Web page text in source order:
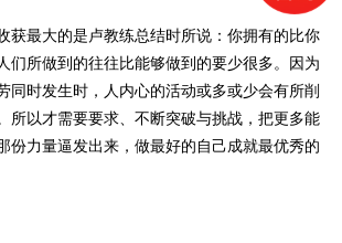
获最大的是卢教练总结时所说：你拥有的比你
们所做到的往往比能够做到的要少很多。因为
同时发生时，人内心的活动或多或少会有所削
所以才需要要求、不断突破与挑战，把更多能
份力量逼发出来，做最好的自己成就最优秀的